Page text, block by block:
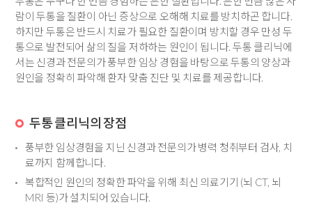
람이 두통을 질환이 아닌 증상으로 오해해 치료를 방치하곤 합니다.
하지만 두통은 반드시 치료가 필요한 질환이며 방치할 경우 만성 두
통으로 발전되어 삶의 질을 저하하는 원인이 됩니다. 두통 클리닉에
서는 신경과 전문의가 풍부한 임상 경험을 바탕으로 두통의 양상과
원인을 정확히 파악해 환자 맞춤 진단 및 치료를 제공합니다.
두통 클리닉의 장점
풍부한 임상경험을 지닌 신경과 전문의가 병력 청취부터 검사, 치
료까지 함께합니다.
복합적인 원인의 정확한 파악을 위해 최신 의료기기 (뇌 CT, 뇌
MRI 등)가 설치되어 있습니다.